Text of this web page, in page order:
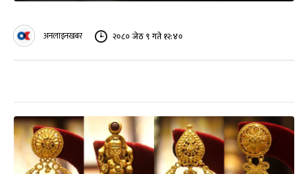
अनलाइनखबर २०८० जेठ ९ गते १२:४०